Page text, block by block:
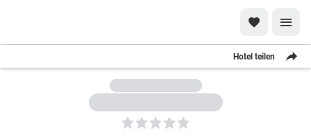
Hotel teilen
5